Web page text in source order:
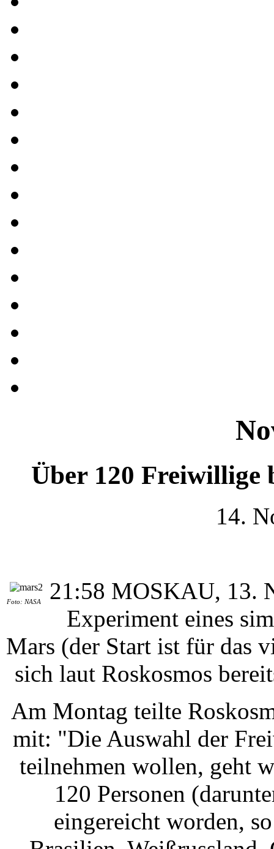
Über 120 Freiwillige
14.
Foto: NASA
21:58 MOSKAU, 13.
Experiment eines
Mars (der Start ist für das
sich laut Roskosmos
Am Montag teilte
mit: "Die Auswahl der
teilnehmen wollen, geht
120 Personen
eingereicht worden,